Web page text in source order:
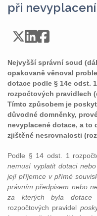
při
Nejvyšší správní soud
opakovaně věnoval
dotace podle § 14e odst.
rozpočtových pravidlech
Tímto způsobem je
důvodné domněnky,
nevyplacené dotace, a to
zjištěné nesrovnalosti
Podle § 14 odst. 1
nemusí vyplatit dotaci
její příjemce v přímé
právním předpisem nebo
za kterých byla dotace
rozpočtových pravidel